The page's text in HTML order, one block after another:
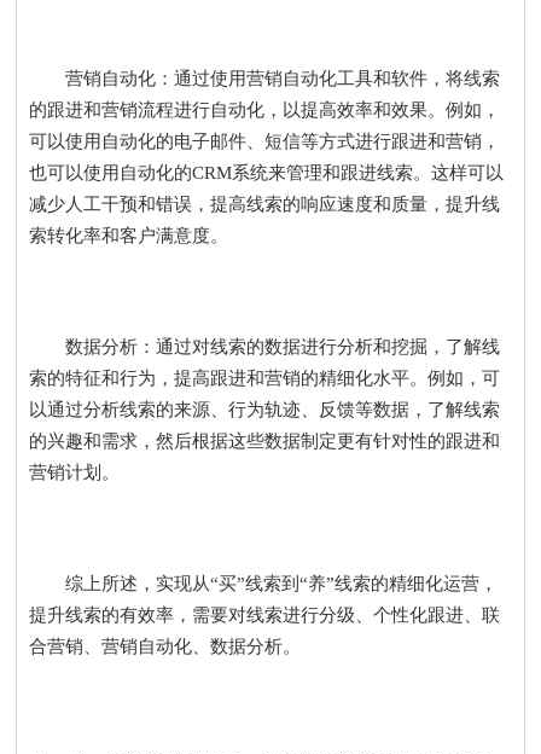
营销自动化：通过使用营销自动化工具和软件，将线索
的跟进和营销流程进行自动化，以提高效率和效果。例如，
可以使用自动化的电子邮件、短信等方式进行跟进和营销，
也可以使用自动化的CRM系统来管理和跟进线索。这样可以
减少人工干预和错误，提高线索的响应速度和质量，提升线
索转化率和客户满意度。
数据分析：通过对线索的数据进行分析和挖掘，了解线
索的特征和行为，提高跟进和营销的精细化水平。例如，可
以通过分析线索的来源、行为轨迹、反馈等数据，了解线索
的兴趣和需求，然后根据这些数据制定更有针对性的跟进和
营销计划。
综上所述，实现从“买”线索到“养”线索的精细化运营，
提升线索的有效率，需要对线索进行分级、个性化跟进、联
合营销、营销自动化、数据分析。